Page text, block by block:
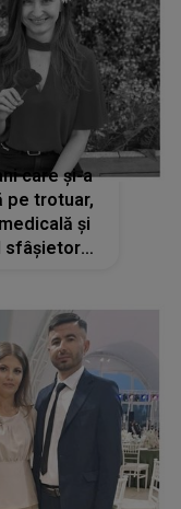
care și-a
pe trotuar,
și
sfâșietor